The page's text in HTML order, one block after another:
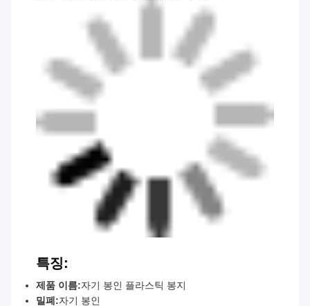
특징:
제품 이름:자기 봉인 플라스틱 봉지
밀폐:자기 봉인